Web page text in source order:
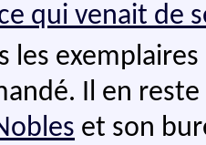
qui venait de
les
Il en
et son